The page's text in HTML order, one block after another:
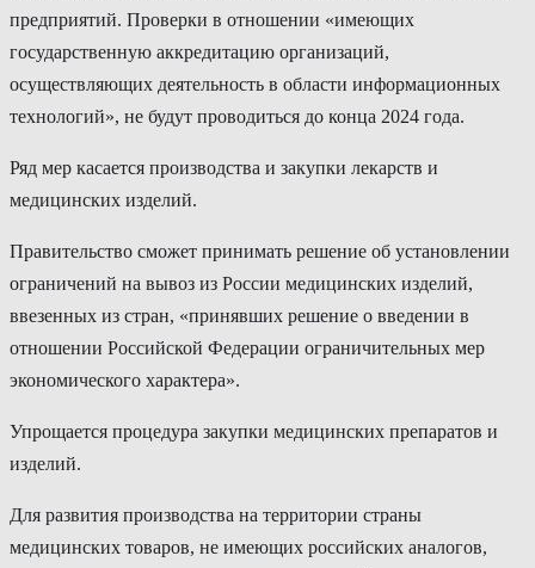
предприятий. Проверки в отношении «имеющих
государственную аккредитацию организаций,
осуществляющих деятельность в области информационных
технологий», не будут проводиться до конца 2024 года.
Ряд мер касается производства и закупки лекарств и
медицинских изделий.
Правительство сможет принимать решение об установлении
ограничений на вывоз из России медицинских изделий,
ввезенных из стран, «принявших решение о введении в
отношении Российской Федерации ограничительных мер
экономического характера».
Упрощается процедура закупки медицинских препаратов и
изделий.
Для развития производства на территории страны
медицинских товаров, не имеющих российских аналогов,